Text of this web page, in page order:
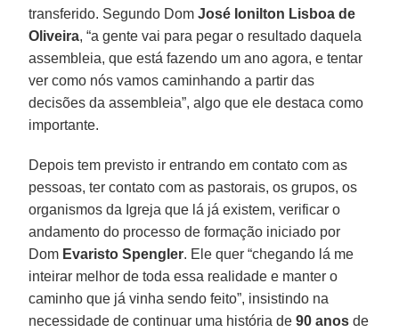
transferido. Segundo Dom José Ionilton Lisboa de
Oliveira, “a gente vai para pegar o resultado daquela
assembleia, que está fazendo um ano agora, e tentar
ver como nós vamos caminhando a partir das
decisões da assembleia”, algo que ele destaca como
importante.
Depois tem previsto ir entrando em contato com as
pessoas, ter contato com as pastorais, os grupos, os
organismos da Igreja que lá já existem, verificar o
andamento do processo de formação iniciado por
Dom Evaristo Spengler. Ele quer “chegando lá me
inteirar melhor de toda essa realidade e manter o
caminho que já vinha sendo feito”, insistindo na
necessidade de continuar uma história de90 anos de